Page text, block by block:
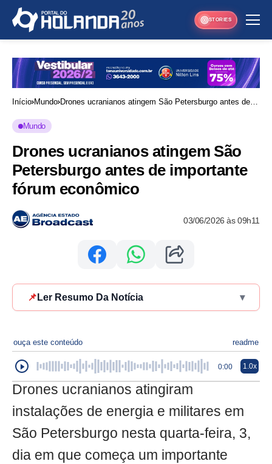
STORIES
Início Mundo Drones ucranianos atingem São Petersburgo antes de
Mundo
Drones ucranianos atingem São
Petersburgo antes de importante
fórum econômico
03/06/2026 às 09h11
📌 Ler Resumo Da Notícia ▾
ouça este conteúdo readme
0:00 1.0x
Drones ucranianos atingiram
instalações de energia e militares em
São Petersburgo nesta quarta-feira, 3,
dia em que começa um importante